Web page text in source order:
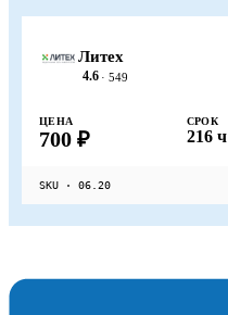
Литех
4.6 · 549
ЦЕНА
700 ₽
СРОК
216 ч
SKU · 06.20